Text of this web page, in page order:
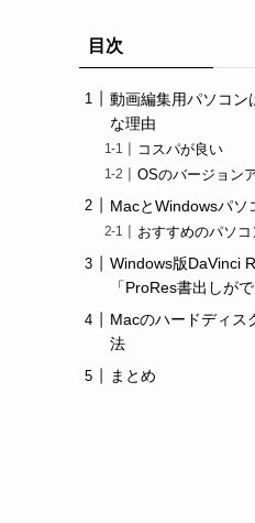
目次
動画編集用パソコン
な理由
コスパが良い
OSのバージョン
MacとWindowsパソ
おすすめのパソ
Windows版DaVinci
「ProRes書出しが
Macのハードディス
法
まとめ